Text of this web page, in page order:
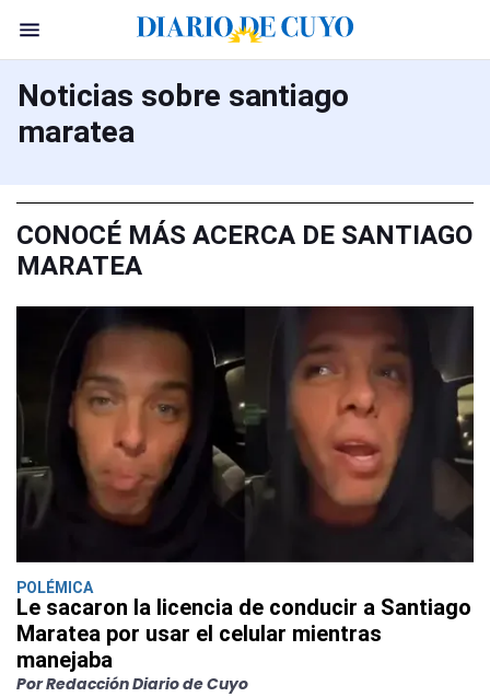
Noticias sobre santiago
maratea
CONOCÉ MÁS ACERCA DE SANTIAGO
MARATEA
POLÉMICA
Le sacaron la licencia de conducir a Santiago
Maratea por usar el celular mientras
manejaba
Por Redacción Diario de Cuyo